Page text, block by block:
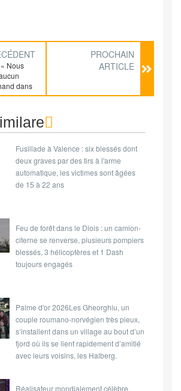
Nous
dans
»
PROCHAIN
ARTICLE
Fusillade à Valence : six blessés dont
deux graves par des tirs à l'arme
automatique, les victimes sont âgées
de 15 à 22 ans
Feu de forêt dans le Diois : un camion-
citerne se renverse, plusieurs pompiers
blessés, 3 hélicoptères et 1 Dash
toujours engagés
Palme d'or 2026Les Gheorghiu, un
couple roumano-norvégien très pieux,
s’installent dans un village au bout d’un
fjord où ils se lient rapidement d’amitié
avec leurs voisins, les Halberg.
Réalisateur mondialement célèbre,